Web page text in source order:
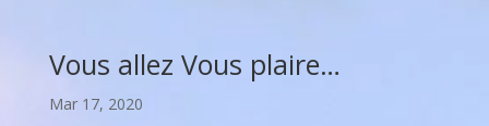
Vous allez Vous plaire…
Mar 17, 2020